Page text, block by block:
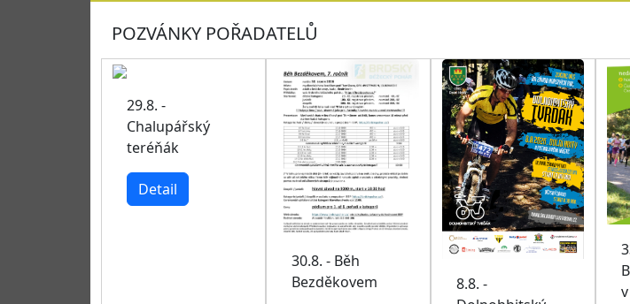
POZVÁNKY POŘADATELŮ
29.8. -
Chalupářský
teréňák
Detail
30.8. - Běh
Bezděkovem
8.8. -